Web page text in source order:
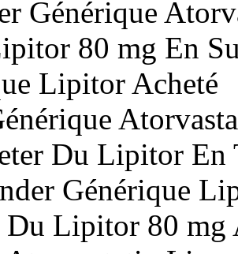
Générique
80 mg En
Lipitor Acheté
Du Lipitor En
Générique
Du Lipitor 80 mg